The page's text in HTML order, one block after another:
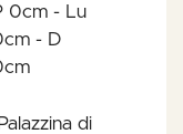
0cm - Lu
- D
Palazzina di